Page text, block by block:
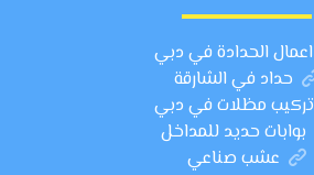
اعمال الحدادة في دبي
حداد في الشارقة
تركيب مظلات في دبي
بوابات حديد للمداخل
عشب صناعي